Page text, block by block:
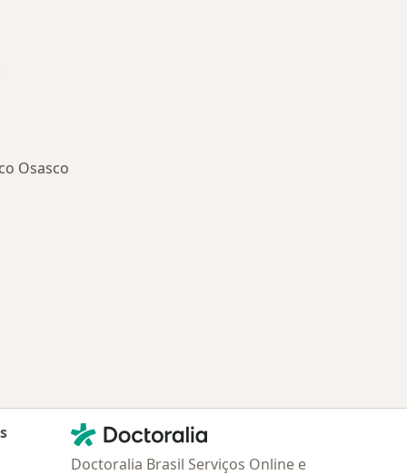
Osasco
Contato
Doctoralia - Homepage
Doctoralia Brasil Serviços Online e